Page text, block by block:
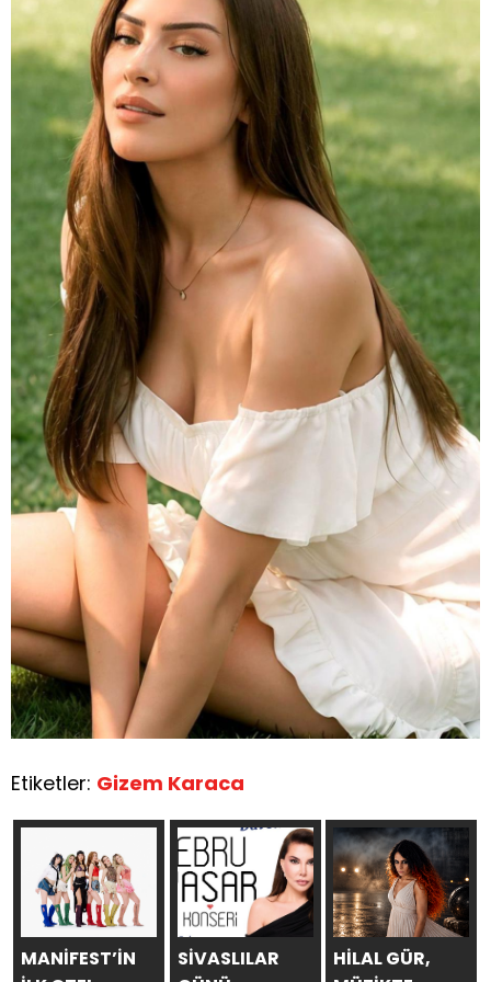
Etiketler: Gizem Karaca
MANİFEST’İN
SİVASLILAR
HİLAL GÜR,